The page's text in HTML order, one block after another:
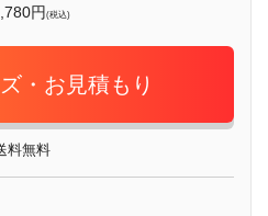
円(税込)
・お見積もり
料無料